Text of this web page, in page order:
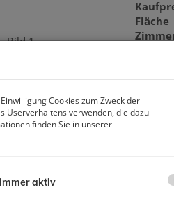
Fläche
Cookies zum Zweck der
Userverhaltens verwenden, die dazu
finden Sie in unserer
immer aktiv